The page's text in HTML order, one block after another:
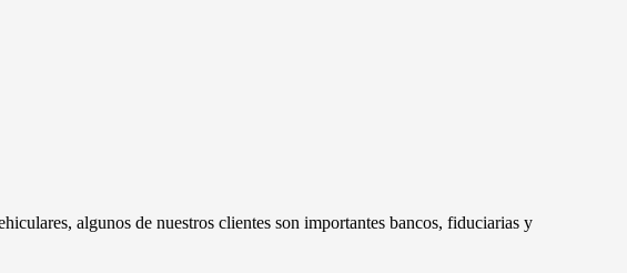
algunos de nuestros clientes son importantes bancos, fiduciarias y